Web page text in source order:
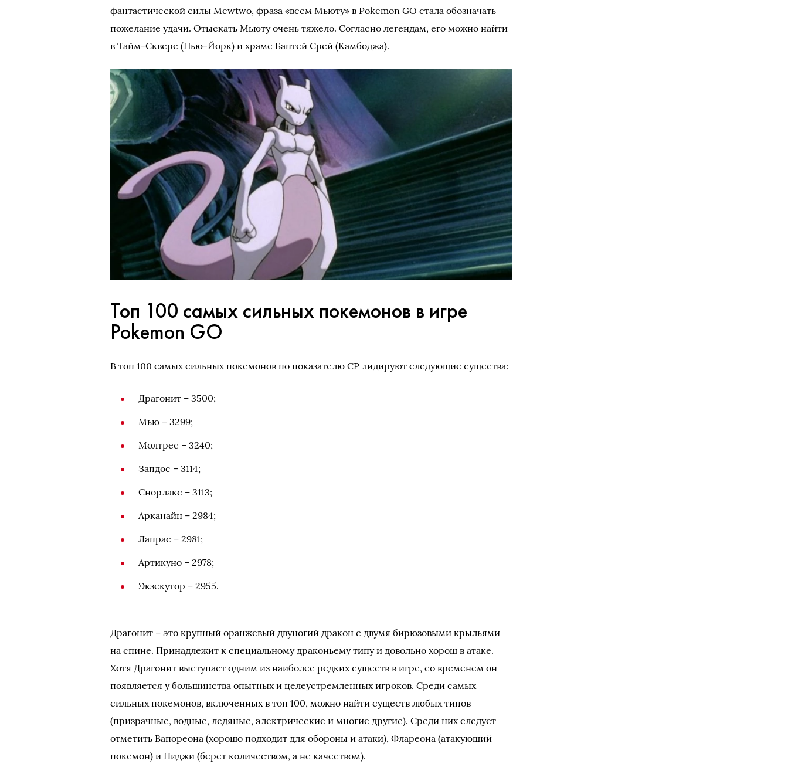
фантастической силы Mewtwo, фраза «всем Мьюту» в Pokemon GO стала обозначать
пожелание удачи. Отыскать Мьюту очень тяжело. Согласно легендам, его можно найти
в Тайм-Сквере (Нью-Йорк) и храме Бантей Срей (Камбоджа).
Топ 100 самых сильных покемонов в игре
Pokemon GO
В топ 100 самых сильных покемонов по показателю CP лидируют следующие существа:
Драгонит – 3500;
Мью – 3299;
Молтрес – 3240;
Запдос – 3114;
Снорлакс – 3113;
Арканайн – 2984;
Лапрас – 2981;
Артикуно – 2978;
Экзекутор – 2955.
Драгонит – это крупный оранжевый двуногий дракон с двумя бирюзовыми крыльями
на спине. Принадлежит к специальному драконьему типу и довольно хорош в атаке.
Хотя Драгонит выступает одним из наиболее редких существ в игре, со временем он
появляется у большинства опытных и целеустремленных игроков. Среди самых
сильных покемонов, включенных в топ 100, можно найти существ любых типов
(призрачные, водные, ледяные, электрические и многие другие). Среди них следует
отметить Вапореона (хорошо подходит для обороны и атаки), Флареона (атакующий
покемон) и Пиджи (берет количеством, а не качеством).